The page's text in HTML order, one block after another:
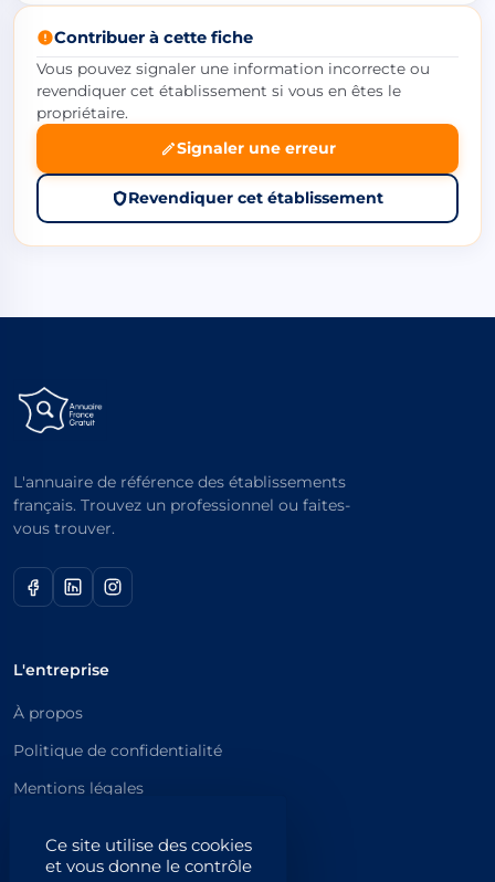
Ce site utilise des cookies
et vous donne le contrôle
Contribuer à cette fiche
Vous pouvez signaler une information incorrecte ou
revendiquer cet établissement si vous en êtes le
propriétaire.
Signaler une erreur
Revendiquer cet établissement
L'annuaire de référence des établissements
français. Trouvez un professionnel ou faites-
vous trouver.
L'entreprise
À propos
Politique de confidentialité
Mentions légales
Catégories principales